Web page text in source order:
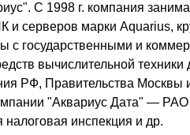
С 1998 г. компания
и серверов марки Aquarius,
государственными и
вычислительной
РФ, Правительства Москвы
"Аквариус Дата" —
инспекция и др.